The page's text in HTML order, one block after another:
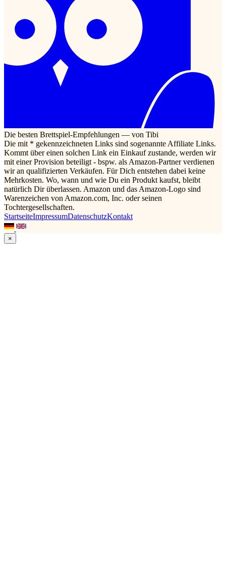
Die besten Brettspiel-Empfehlungen — von Tibi
Die mit * gekennzeichneten Links sind sogenannte Affiliate Links.
Kommt über einen solchen Link ein Einkauf zustande, werden wir
mit einer Provision beteiligt - bspw. als Amazon-Partner verdienen
wir an qualifizierten Verkäufen. Für Dich entstehen dabei keine
Mehrkosten. Wo, wann und wie Du ein Produkt kaufst, bleibt
natürlich Dir überlassen. Amazon und das Amazon-Logo sind
Warenzeichen von Amazon.com, Inc. oder seinen
Tochtergesellschaften.
StartseiteImpressumDatenschutzKontakt
×